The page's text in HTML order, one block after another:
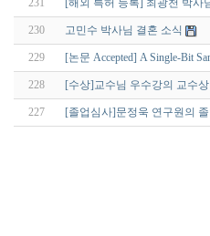
231 [해외 특허 등록] 최광천 박사
230 고민수 박사님 결혼 소식
229 [논문 Accepted] A Single-Bit
228 [수상]교수님 우수강의 교수상
227 [졸업심사]문정욱 연구원의